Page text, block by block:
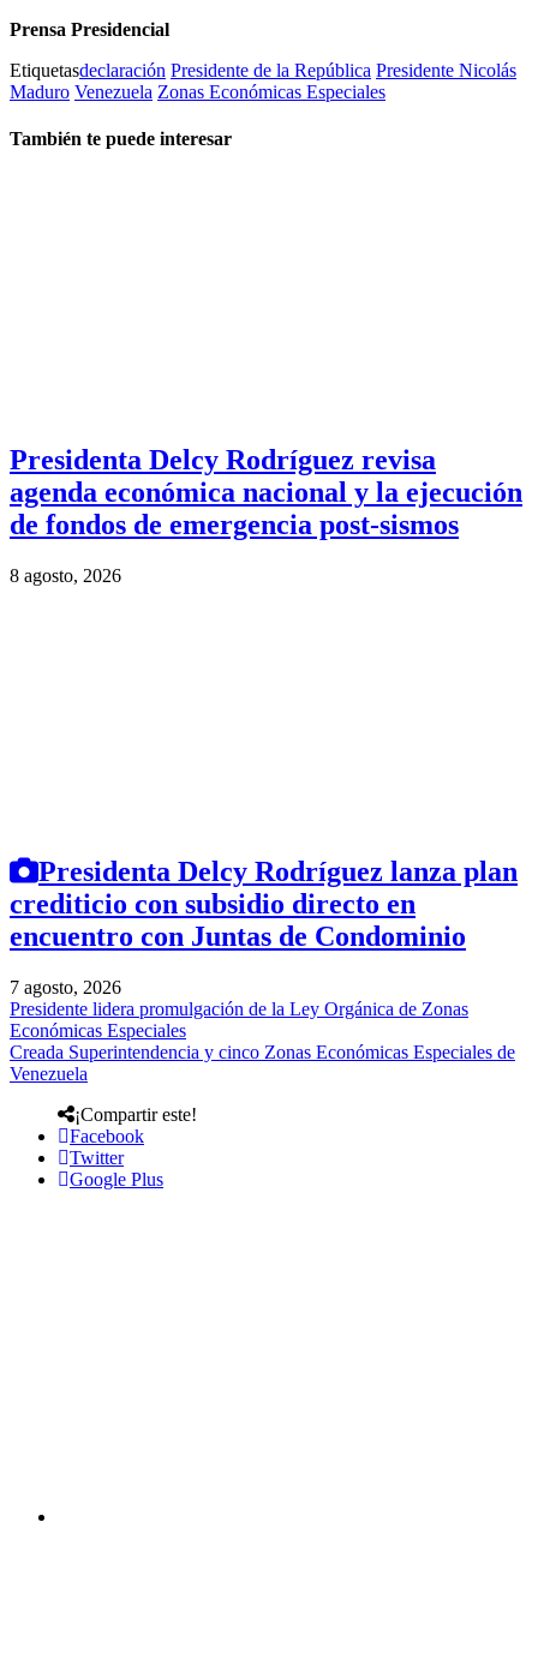
Prensa Presidencial
Etiquetasdeclaración Presidente de la República Presidente Nicolás
Maduro Venezuela Zonas Económicas Especiales
También te puede interesar
Presidenta Delcy Rodríguez revisa
agenda económica nacional y la ejecución
de fondos de emergencia post-sismos
8 agosto, 2026
Presidenta Delcy Rodríguez lanza plan
crediticio con subsidio directo en
encuentro con Juntas de Condominio
7 agosto, 2026
Presidente lidera promulgación de la Ley Orgánica de Zonas
Económicas Especiales
Creada Superintendencia y cinco Zonas Económicas Especiales de
Venezuela
¡Compartir este!
Facebook
Twitter
Google Plus